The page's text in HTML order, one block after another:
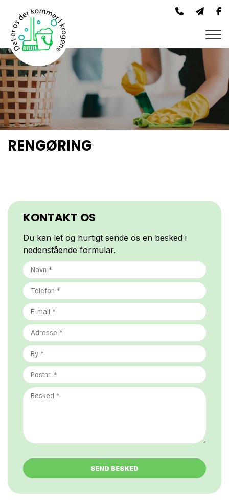
main
content
RENGØRING
KONTAKT OS
Du kan let og hurtigt sende os en besked i
nedenstående formular.
ADDRESS
BY
POSTNR.